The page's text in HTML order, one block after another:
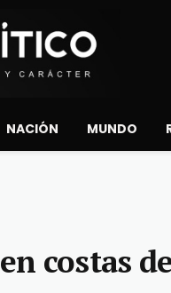
NACIÓN MUNDO
costas